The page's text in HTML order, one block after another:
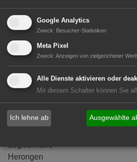
Gärtnerei Hanns
Logistikhalle
Herongen
Google Analytics
Zweck: Besucher-Statistiken
Meta Pixel
Zweck: Anzeigen von zielgerichteter
Alle Dienste aktivieren oder
Mit diesem Schalter können Sie
Ich lehne ab Ausgewählte